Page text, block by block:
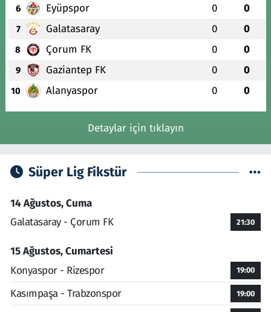
6 Eyüpspor 0 0
7 Galatasaray 0 0
8 Çorum FK 0 0
9 Gaziantep FK 0 0
10 Alanyaspor 0 0
Detaylar için tıklayın
Süper Lig Fikstür
14 Ağustos, Cuma
Galatasaray - Çorum FK
21:30
15 Ağustos, Cumartesi
Konyaspor - Rizespor
19:00
Kasımpaşa - Trabzonspor 19:00